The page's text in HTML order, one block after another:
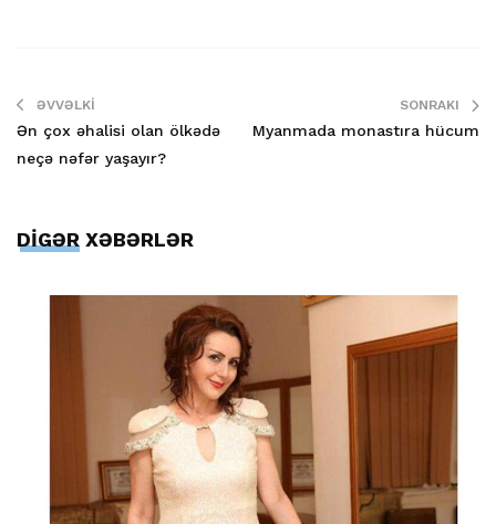
ƏVVƏLKI
Ən çox əhalisi olan ölkədə
neçə nəfər yaşayır?
SONRAKI
Myanmada monastıra hücum
DİGƏR XƏBƏRLƏR